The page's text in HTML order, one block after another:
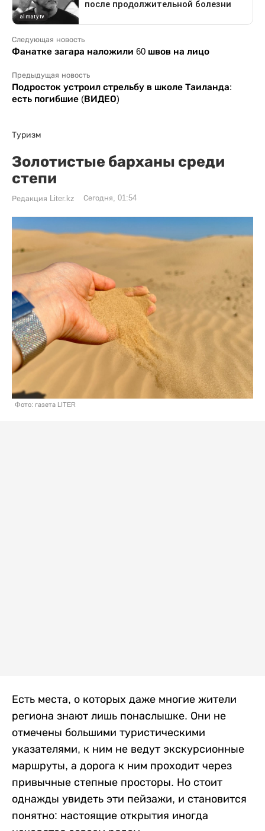
Следующая новость
Фанатке загара наложили 60 швов на лицо
Предыдущая новость
Подросток устроил стрельбу в школе Таиланда:
есть погибшие (ВИДЕО)
Туризм
Золотистые барханы среди
степи
Редакция Liter.kz Сегодня, 01:54
Фото: газета LITER
Есть места, о которых даже многие жители
региона знают лишь понаслышке. Они не
отмечены большими туристическими
указателями, к ним не ведут экскурсионные
маршруты, а дорога к ним проходит через
привычные степные просторы. Но стоит
однажды увидеть эти пейзажи, и становится
понятно: настоящие открытия иногда